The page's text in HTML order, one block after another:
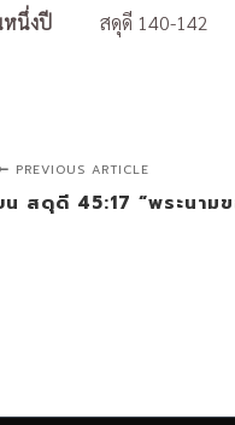
หนึ่งปี สดุดี 140-142 1
PREVIOUS ARTICLE
สดุดี 45:17 “พระนามข